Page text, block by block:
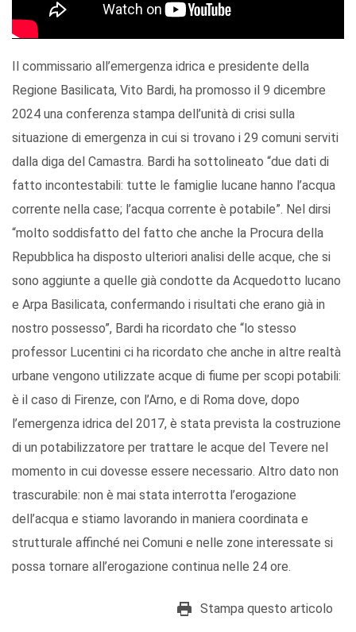
Il commissario all’emergenza idrica e presidente della
Regione Basilicata, Vito Bardi, ha promosso il 9 dicembre
2024 una conferenza stampa dell’unità di crisi sulla
situazione di emergenza in cui si trovano i 29 comuni serviti
dalla diga del Camastra. Bardi ha sottolineato “due dati di
fatto incontestabili: tutte le famiglie lucane hanno l’acqua
corrente nella case; l’acqua corrente è potabile”. Nel dirsi
“molto soddisfatto del fatto che anche la Procura della
Repubblica ha disposto ulteriori analisi delle acque, che si
sono aggiunte a quelle già condotte da Acquedotto lucano
e Arpa Basilicata, confermando i risultati che erano già in
nostro possesso”, Bardi ha ricordato che “lo stesso
professor Lucentini ci ha ricordato che anche in altre realtà
urbane vengono utilizzate acque di fiume per scopi potabili:
è il caso di Firenze, con l’Arno, e di Roma dove, dopo
l’emergenza idrica del 2017, è stata prevista la costruzione
di un potabilizzatore per trattare le acque del Tevere nel
momento in cui dovesse essere necessario. Altro dato non
trascurabile: non è mai stata interrotta l’erogazione
dell’acqua e stiamo lavorando in maniera coordinata e
strutturale affinché nei Comuni e nelle zone interessate si
possa tornare all’erogazione continua nelle 24 ore.
Stampa questo articolo